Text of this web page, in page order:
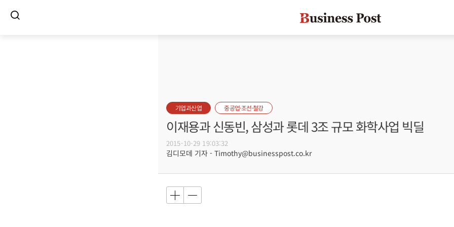
기업과산업 중공업·조선·철강
이재용과 신동빈, 삼성과 롯데 3조 규모 화학사업 빅딜
2015-10-29 19:03:32
김디모데 기자 - Timothy@businesspost.co.kr